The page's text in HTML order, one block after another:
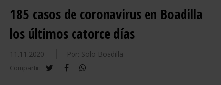
185 casos de coronavirus en Boadilla
los últimos catorce días
11.11.2020 Por: Solo Boadilla
Compartir: twitterfacebook